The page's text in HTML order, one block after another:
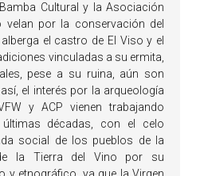
Cultural y la Asociación
velan por la conservación del
el castro de El Viso y el
vinculadas a su ermita,
pese a su ruina, aún son
el interés por la arqueología
y ACP vienen trabajando
décadas, con el celo
social de los pueblos de la
la Tierra del Vino por su